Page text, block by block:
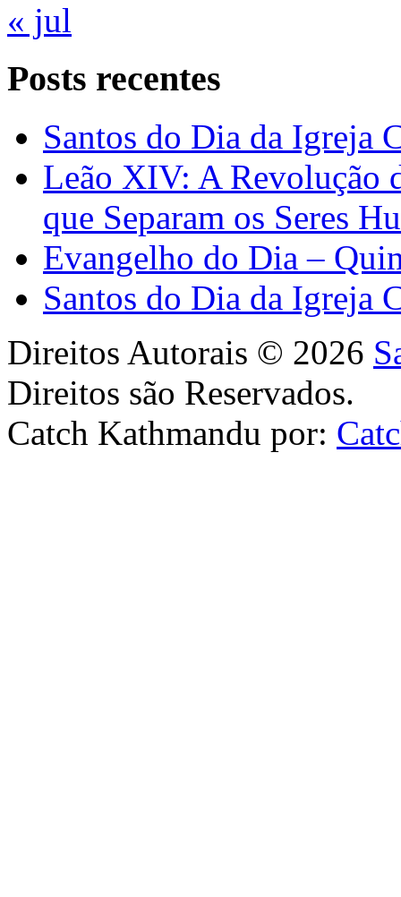
« jul
Posts recentes
Santos do Dia da Igreja
Leão XIV: A Revolução
que Separam os Seres
Evangelho do Dia –
Santos do Dia da Igreja
Direitos Autorais © 2026
Direitos são Reservados.
Catch Kathmandu por: